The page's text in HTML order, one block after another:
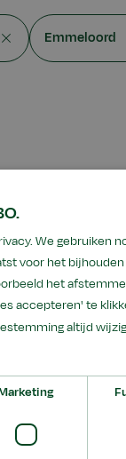
Emmeloord
We gebruiken
voor het
het
accepteren' te
altijd